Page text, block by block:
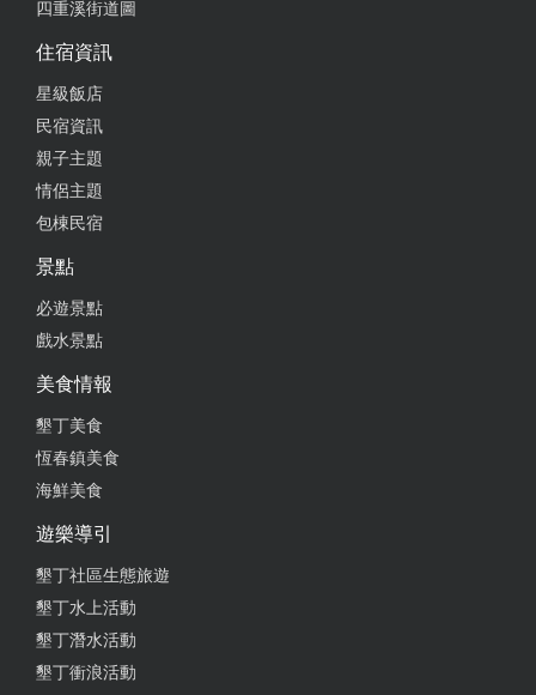
四重溪街道圖
住宿資訊
星級飯店
民宿資訊
親子主題
情侶主題
包棟民宿
景點
必遊景點
戲水景點
美食情報
墾丁美食
恆春鎮美食
海鮮美食
遊樂導引
墾丁社區生態旅遊
墾丁水上活動
墾丁潛水活動
墾丁衝浪活動